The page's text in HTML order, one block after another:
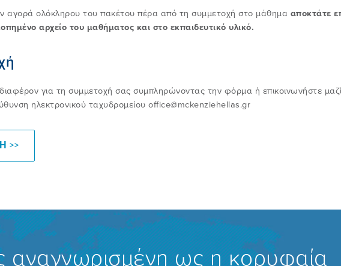
αγορά ολόκληρου του πακέτου πέρα από τη συμμετοχή στο μάθημα αποκτάτε
αρχείο του μαθήματος και στο εκπαιδευτικό υλικό.
για τη συμμετοχή σας συμπληρώνοντας την φόρμα ή επικοινωνήστε
ηλεκτρονικού ταχυδρομείου office@mckenziehellas.gr
>>
αναγνωρισμένη ως η κορυφαία